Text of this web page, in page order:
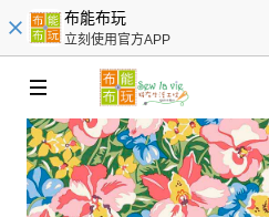
布能布玩
立刻使用官方APP